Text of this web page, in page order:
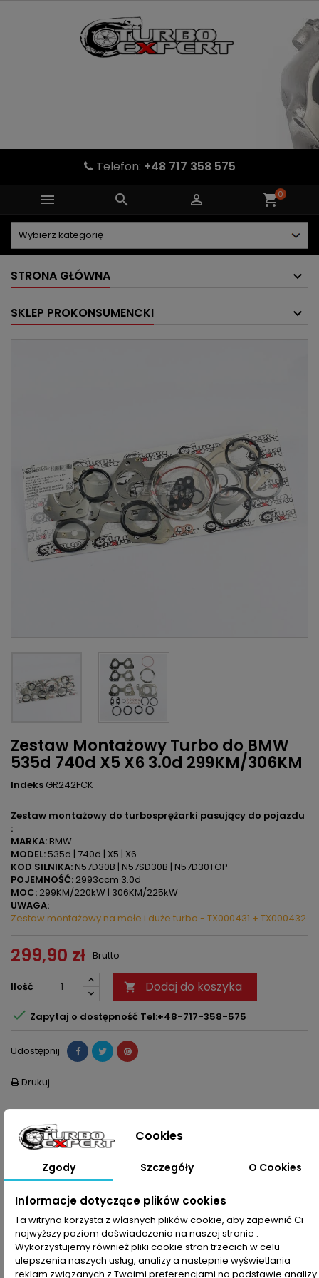
Telefon: +48 717 358 575
   shopping_cart0
STRONA GŁÓWNA
SKLEP PROKONSUMENCKI
Zestaw Montażowy Turbo do BMW
535d 740d X5 X6 3.0d 299KM/306KM
Indeks GR242FCK
Zestaw montażowy do turbosprężarki pasujący do pojazdu
:
MARKA:BMW
MODEL:535d | 740d | X5 | X6
KOD SILNIKA:N57D30B | N57SD30B | N57D30TOP
POJEMNOŚĆ: 2993ccm 3.0d
MOC: 299KM/220kW | 306KM/225kW
UWAGA:
Zestaw montażowy na małe i duże turbo - TX000431 + TX000432
299,90 zł Brutto
Ilość  Dodaj do koszyka
 Zapytaj o dostępność Tel:+48-717-358-575
Udostępnij
 Drukuj
OPIS SZCZEGÓŁY PRODUKTU
Model Pojazdu Silnik Numer
Turbosprężarki
BMW :
535d F07 Gran Turismo
(GT) 3.0d
535d F10 Limuzyna 3.0d
N57D30B
N57SD30B
N57D30TOP
N57
53269700005
53269707109
53269710005
53269717109
7808165
7808166
7808361
7808363
Cookies
Zgody Szczegóły O Cookies
Informacje dotyczące plików cookies
Ta witryna korzysta z własnych plików cookie, aby zapewnić Ci
najwyższy poziom doświadczenia na naszej stronie .
Wykorzystujemy również pliki cookie stron trzecich w celu
ulepszenia naszych usług, analizy a nastepnie wyświetlania
reklam związanych z Twoimi preferencjami na podstawie analizy